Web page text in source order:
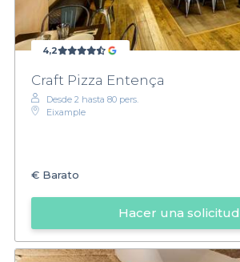
4,2
Craft Pizza Entença
Desde 2 hasta 80 pers.
Eixample
€ Barato
Hacer una solicitud